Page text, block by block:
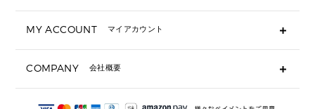
定期ケース・カードケース・名刺入れ
ギフト用にラッピングができますか？
ショッピングバッグを購入商品分送ってもらえますか？
注文後に完了メールが受信できないのですが？
MY ACCOUNT マイアカウント
COMPANY 会社概要